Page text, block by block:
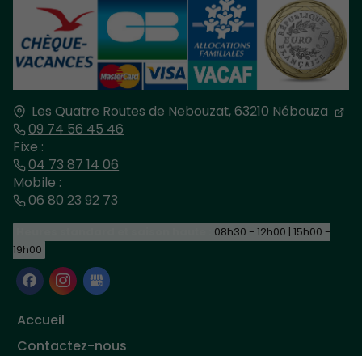
Les Quatre Routes de Nebouzat,63210 Nébouza
09 74 56 45 46
Fixe :
04 73 87 14 06
Mobile :
06 80 23 92 73
08h30 - 12h00 | 15h00 -
19h00
Accueil
Contactez-nous